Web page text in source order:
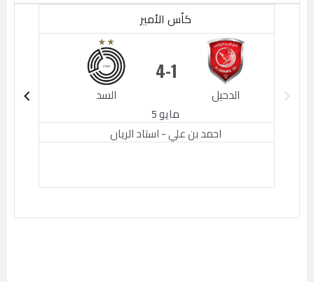
كأس الأمير
الدحيل
1
السد
4
مايو 5
احمد بن علي - استاد الريان